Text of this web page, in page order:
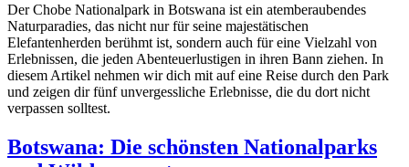
Der Chobe Nationalpark in Botswana ist ein atemberaubendes
Naturparadies, das nicht nur für seine majestätischen
Elefantenherden berühmt ist, sondern auch für eine Vielzahl von
Erlebnissen, die jeden Abenteuerlustigen in ihren Bann ziehen. In
diesem Artikel nehmen wir dich mit auf eine Reise durch den Park
und zeigen dir fünf unvergessliche Erlebnisse, die du dort nicht
verpassen solltest.
Botswana: Die schönsten Nationalparks